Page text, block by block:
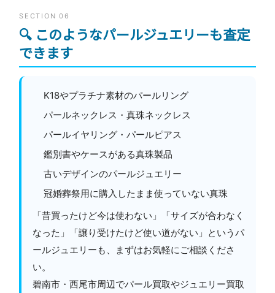
SECTION 06
🔍 このようなパールジュエリーも査定
できます
K18やプラチナ素材のパールリング
パールネックレス・真珠ネックレス
パールイヤリング・パールピアス
鑑別書やケースがある真珠製品
古いデザインのパールジュエリー
冠婚葬祭用に購入したまま使っていない真珠
「昔買ったけど今は使わない」「サイズが合わなく
なった」「譲り受けたけど使い道がない」というパ
ールジュエリーも、まずはお気軽にご相談くださ
い。
碧南市・西尾市周辺でパール買取やジュエリー買取